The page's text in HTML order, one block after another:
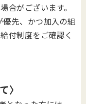
合がございます。
先、かつ加入の組
付制度をご確認く
〉